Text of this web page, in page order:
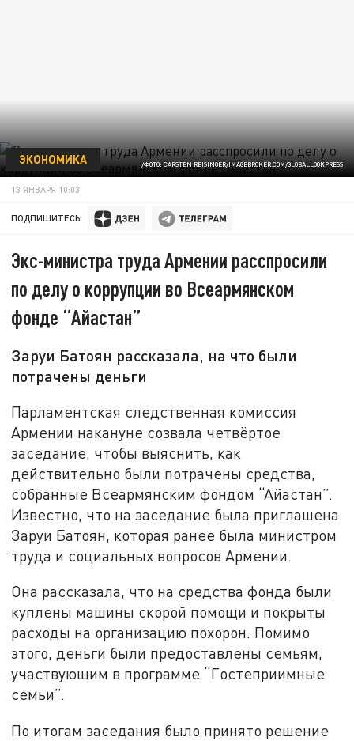
/ФОТО: CARSTEN REISINGER/IMAGEBROKER.COM/GLOBALLOOKPRESS
ЭКОНОМИКА
13 ЯНВАРЯ 10:03
ПОДПИШИТЕСЬ:
Экс-министра труда Армении расспросили
по делу о коррупции во Всеармянском
фонде “Айастан”
Заруи Батоян рассказала, на что были
потрачены деньги
Парламентская следственная комиссия
Армении накануне созвала четвёртое
заседание, чтобы выяснить, как
действительно были потрачены средства,
собранные Всеармянским фондом “Айастан”.
Известно, что на заседание была приглашена
Заруи Батоян, которая ранее была министром
труда и социальных вопросов Армении.
Она рассказала, что на средства фонда были
куплены машины скорой помощи и покрыты
расходы на организацию похорон. Помимо
этого, деньги были предоставлены семьям,
участвующим в программе “Гостеприимные
семьи”.
По итогам заседания было принято решение